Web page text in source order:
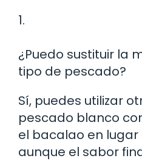
1.
¿Puedo sustituir la
tipo de pescado?
Sí, puedes utilizar
pescado blanco
el bacalao en lugar
aunque el sabor